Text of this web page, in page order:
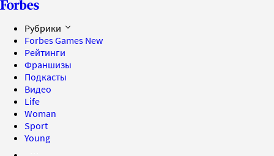
Рубрики
Forbes Games New
Рейтинги
Франшизы
Подкасты
Видео
Life
Woman
Sport
Young